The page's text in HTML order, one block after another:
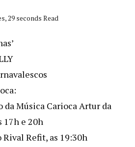
29 seconds Read
da Música Carioca Artur da
17h e 20h
Refit, as 19:30h